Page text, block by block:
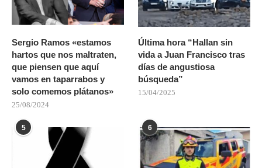
Sergio Ramos «estamos
hartos que nos maltraten,
que piensen que aquí
vamos en taparrabos y
solo comemos plátanos»
25/08/2024
Última hora “Hallan sin
vida a Juan Francisco tras
días de angustiosa
búsqueda”
15/04/2025
5 6